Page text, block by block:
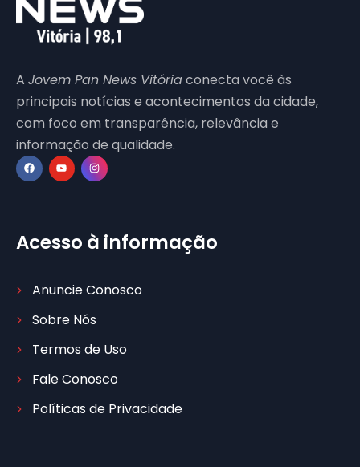
A Jovem Pan News Vitóriaconecta você às
principais notícias e acontecimentos da cidade,
com foco em transparência, relevância e
informação de qualidade.
Acesso à informação
Anuncie Conosco
Sobre Nós
Termos de Uso
Fale Conosco
Políticas de Privacidade